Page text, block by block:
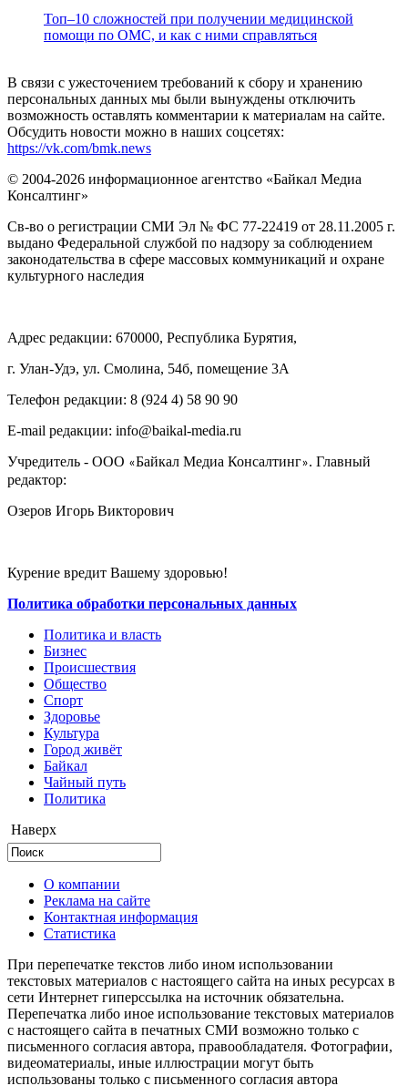
Топ–10 сложностей при получении медицинской
помощи по ОМС, и как с ними справляться
В связи с ужесточением требований к сбору и хранению
персональных данных мы были вынуждены отключить
возможность оставлять комментарии к материалам на сайте.
Обсудить новости можно в наших соцсетях:
https://vk.com/bmk.news
© 2004-2026 информационное агентство «Байкал Медиа
Консалтинг»
Св-во о регистрации СМИ Эл № ФС 77-22419 от 28.11.2005 г.
выдано Федеральной службой по надзору за соблюдением
законодательства в сфере массовых коммуникаций и охране
культурного наследия
Адрес редакции: 670000, Республика Бурятия,
г. Улан-Удэ, ул. Смолина, 54б, помещение 3А
Телефон редакции: ‎‎8 (924 4) 58 90 90
E-mail редакции: info@baikal-media.ru
Учредитель - ООО «Байкал Медиа Консалтинг». Главный
редактор:
Озеров Игорь Викторович
Курение вредит Вашему здоровью!
Политика обработки персональных данных
Политика и власть
Бизнес
Происшествия
Общество
Cпорт
Здоровье
Культура
Город живёт
Байкал
Чайный путь
Политика
Наверх
О компании
Реклама на сайте
Контактная информация
Статистика
При перепечатке текстов либо ином использовании
текстовых материалов с настоящего сайта на иных ресурсах в
сети Интернет гиперссылка на источник обязательна.
Перепечатка либо иное использование текстовых материалов
с настоящего сайта в печатных СМИ возможно только с
письменного согласия автора, правообладателя. Фотографии,
видеоматериалы, иные иллюстрации могут быть
использованы только с письменного согласия автора